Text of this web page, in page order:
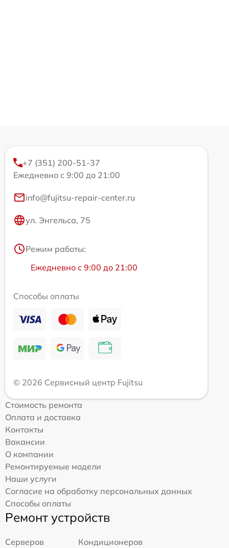
+7 (351) 200-51-37
Ежедневно с 9:00 до 21:00
info@fujitsu-repair-center.ru
ул. Энгельса, 75
Режим работы:
Ежедневно с 9:00 до 21:00
Способы оплаты
© 2026 Сервисный центр Fujitsu
Стоимость ремонта
Оплата и доставка
Контакты
Вакансии
О компании
Ремонтируемые модели
Наши услуги
Согласие на обработку персональных данных
Способы оплаты
Ремонт устройств
Серверов
Кондиционеров